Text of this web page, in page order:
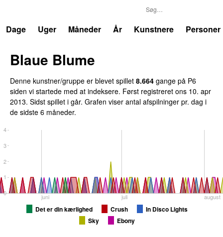
Dage
Uger Måneder År Kunstnere Personer
Blaue Blume
Denne kunstner/gruppe er blevet spillet 8.664 gange på P6
siden vi startede med at indeksere. Først registreret ons 10. apr
2013. Sidst spillet i går. Grafen viser antal afspilninger pr. dag i
de sidste 6 måneder.
juni juli august
0
1
2
3
4
Det er din kærlighed Crush
In Disco Lights
Sky
Ebony